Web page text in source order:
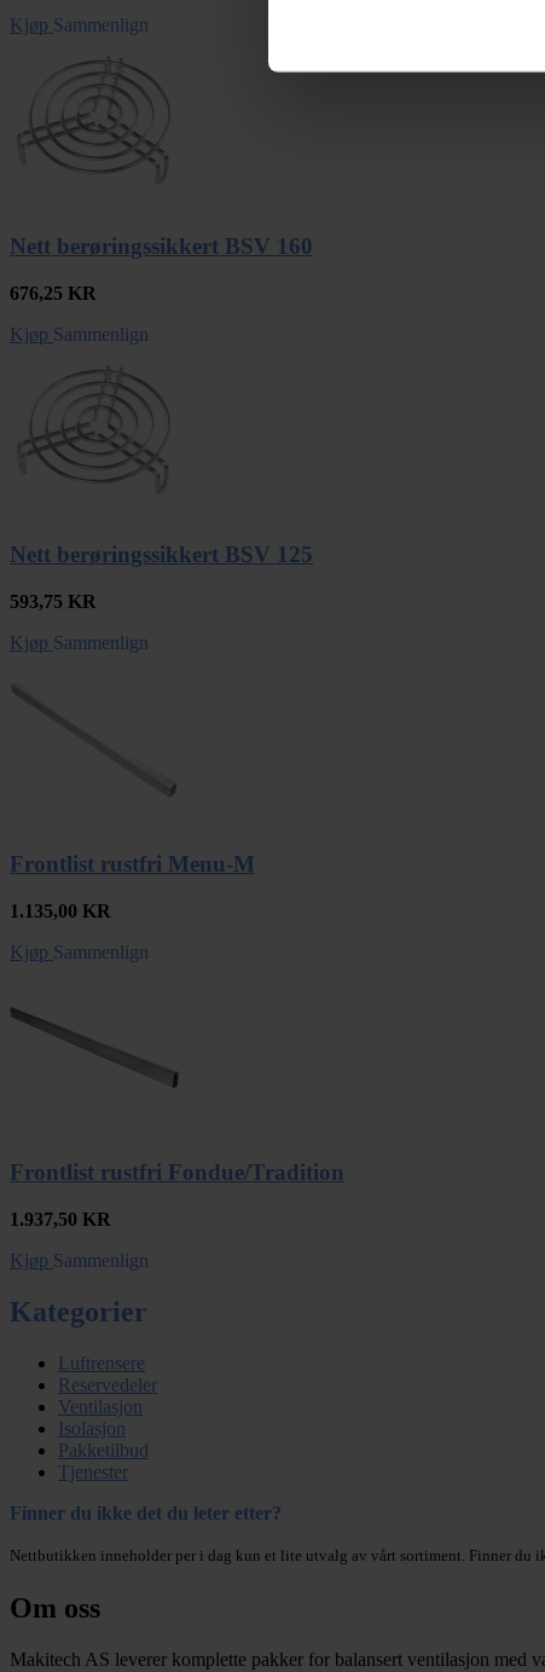
Kjøp Sammenlign
Nett berøringssikkert BSV 160
676,25 KR
Kjøp Sammenlign
Nett berøringssikkert BSV 125
593,75 KR
Kjøp Sammenlign
Frontlist rustfri Menu-M
1.135,00 KR
Kjøp Sammenlign
Frontlist rustfri Fondue/Tradition
1.937,50 KR
Kjøp Sammenlign
Kategorier
Luftrensere
Reservedeler
Ventilasjon
Isolasjon
Pakketilbud
Tjenester
Finner du ikke det du leter etter?
Nettbutikken inneholder per i dag kun et lite utvalg av vårt sortiment. Finner du
Om oss
Makitech AS leverer komplette pakker for balansert ventilasjon med